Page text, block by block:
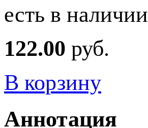
есть в наличии
122.00 руб.
В корзину
Аннотация